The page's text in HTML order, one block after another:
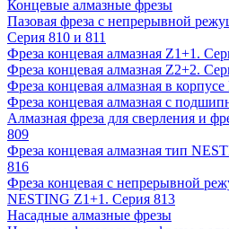
Концевые алмазные фрезы
Пазовая фреза с непрерывной
Серия 810 и 811
Фреза концевая алмазная Z1+1.
Фреза концевая алмазная Z2+2.
Фреза концевая алмазная в
Фреза концевая алмазная с
Алмазная фреза для сверления и
809
Фреза концевая алмазная тип
816
Фреза концевая с непрерывной
NESTING Z1+1. Серия 813
Насадные алмазные фрезы